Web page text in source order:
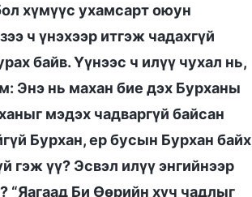
хүмүүс ухамсарт оюун
ч үнэхээр итгэж чадахгүй
байв. Үүнээс ч илүү чухал нь,
Энэ нь махан бие дэх Бурханы
мэдэх чадваргүй байсан
Бурхан, ер бусын Бурхан байх
гэж үү? Эсвэл илүү энгийнээр
“Яагаад Би Өөрийн хүч чадлыг